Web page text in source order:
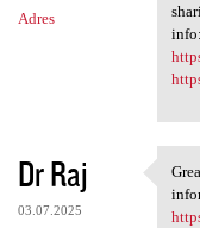
Adres
Dr Raj
03.07.2025